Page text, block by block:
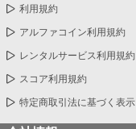
利用規約
アルファコイン利用規約
レンタルサービス利用規約
スコア利用規約
特定商取引法に基づく表示